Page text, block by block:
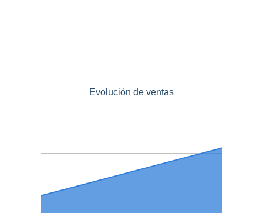
Evolución de ventas